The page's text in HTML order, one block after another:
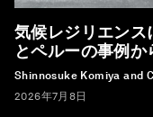
気候レジリエン
とペルーの事例か
Shinnosuke Komiya and
2026年7月8日